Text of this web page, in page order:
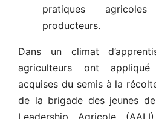
pratiques
producteurs.
Dans un climat
agriculteurs ont appliqué
acquises du semis à la
de la brigade des jeunes